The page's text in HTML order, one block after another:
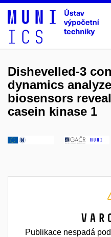
Dishevelled-3
dynamics
biosensors
casein kinase 1
Publikace nespadá